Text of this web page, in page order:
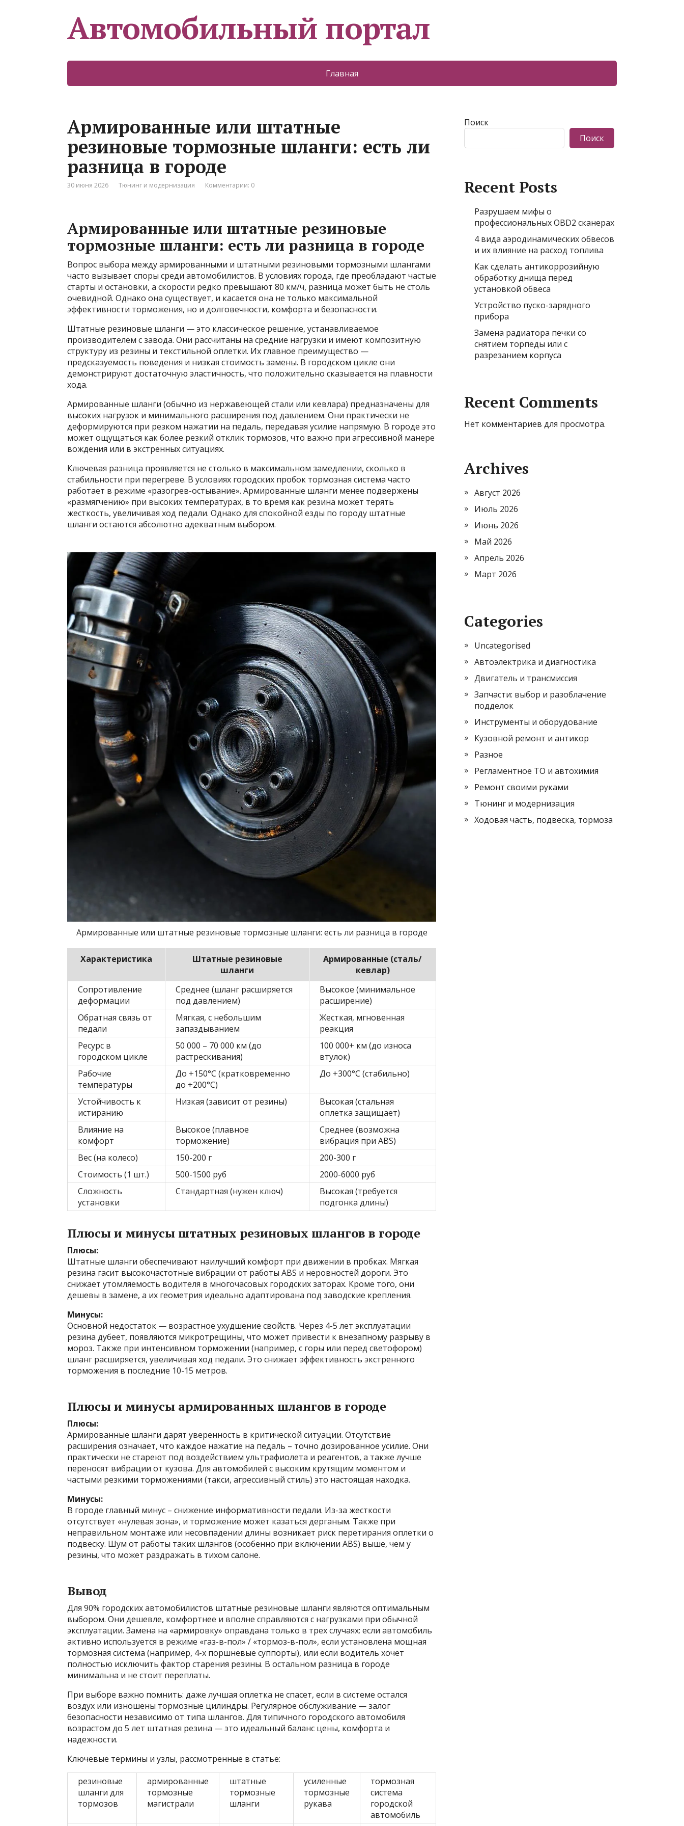
Автомобильный портал
Главная
Армированные или штатные
резиновые тормозные шланги: есть ли
разница в городе
30 июня 2026 Тюнинг и модернизация Комментарии: 0
Армированные или штатные резиновые
тормозные шланги: есть ли разница в городе
Вопрос выбора между армированными и штатными резиновыми тормозными шлангами
часто вызывает споры среди автомобилистов. В условиях города, где преобладают частые
старты и остановки, а скорости редко превышают 80 км/ч, разница может быть не столь
очевидной. Однако она существует, и касается она не только максимальной
эффективности торможения, но и долговечности, комфорта и безопасности.
Штатные резиновые шланги — это классическое решение, устанавливаемое
производителем с завода. Они рассчитаны на средние нагрузки и имеют композитную
структуру из резины и текстильной оплетки. Их главное преимущество —
предсказуемость поведения и низкая стоимость замены. В городском цикле они
демонстрируют достаточную эластичность, что положительно сказывается на плавности
хода.
Армированные шланги (обычно из нержавеющей стали или кевлара) предназначены для
высоких нагрузок и минимального расширения под давлением. Они практически не
деформируются при резком нажатии на педаль, передавая усилие напрямую. В городе это
может ощущаться как более резкий отклик тормозов, что важно при агрессивной манере
вождения или в экстренных ситуациях.
Ключевая разница проявляется не столько в максимальном замедлении, сколько в
стабильности при перегреве. В условиях городских пробок тормозная система часто
работает в режиме «разогрев-остывание». Армированные шланги менее подвержены
«размягчению» при высоких температурах, в то время как резина может терять
жесткость, увеличивая ход педали. Однако для спокойной езды по городу штатные
шланги остаются абсолютно адекватным выбором.
Армированные или штатные резиновые тормозные шланги: есть ли разница в городе
Характеристика
Штатные резиновые
шланги
Армированные (сталь/
кевлар)
Сопротивление
деформации
Среднее (шланг расширяется
под давлением)
Высокое (минимальное
расширение)
Обратная связь от
педали
Мягкая, с небольшим
запаздыванием
Жесткая, мгновенная
реакция
Ресурс в
городском цикле
50 000 – 70 000 км (до
растрескивания)
100 000+ км (до износа
втулок)
Рабочие
температуры
До +150°C (кратковременно
до +200°C)
До +300°C (стабильно)
Устойчивость к
истиранию
Низкая (зависит от резины)
Высокая (стальная
оплетка защищает)
Влияние на
комфорт
Высокое (плавное
торможение)
Среднее (возможна
вибрация при ABS)
Вес (на колесо)
150-200 г
200-300 г
Стоимость (1 шт.)
500-1500 руб
2000-6000 руб
Сложность
установки
Стандартная (нужен ключ)
Высокая (требуется
подгонка длины)
Плюсы и минусы штатных резиновых шлангов в городе
Плюсы:
Штатные шланги обеспечивают наилучший комфорт при движении в пробках. Мягкая
резина гасит высокочастотные вибрации от работы ABS и неровностей дороги. Это
снижает утомляемость водителя в многочасовых городских заторах. Кроме того, они
дешевы в замене, а их геометрия идеально адаптирована под заводские крепления.
Минусы:
Основной недостаток — возрастное ухудшение свойств. Через 4-5 лет эксплуатации
резина дубеет, появляются микротрещины, что может привести к внезапному разрыву в
мороз. Также при интенсивном торможении (например, с горы или перед светофором)
шланг расширяется, увеличивая ход педали. Это снижает эффективность экстренного
торможения в последние 10-15 метров.
Плюсы и минусы армированных шлангов в городе
Плюсы:
Армированные шланги дарят уверенность в критической ситуации. Отсутствие
расширения означает, что каждое нажатие на педаль – точно дозированное усилие. Они
практически не стареют под воздействием ультрафиолета и реагентов, а также лучше
переносят вибрации от кузова. Для автомобилей с высоким крутящим моментом и
частыми резкими торможениями (такси, агрессивный стиль) это настоящая находка.
Минусы:
В городе главный минус – снижение информативности педали. Из-за жесткости
отсутствует «нулевая зона», и торможение может казаться дерганым. Также при
неправильном монтаже или несовпадении длины возникает риск перетирания оплетки о
подвеску. Шум от работы таких шлангов (особенно при включении ABS) выше, чем у
резины, что может раздражать в тихом салоне.
Вывод
Для 90% городских автомобилистов штатные резиновые шланги являются оптимальным
выбором. Они дешевле, комфортнее и вполне справляются с нагрузками при обычной
эксплуатации. Замена на «армировку» оправдана только в трех случаях: если автомобиль
активно используется в режиме «газ-в-пол» / «тормоз-в-пол», если установлена мощная
тормозная система (например, 4-х поршневые суппорты), или если водитель хочет
полностью исключить фактор старения резины. В остальном разница в городе
минимальна и не стоит переплаты.
При выборе важно помнить: даже лучшая оплетка не спасет, если в системе остался
воздух или изношены тормозные цилиндры. Регулярное обслуживание — залог
безопасности независимо от типа шлангов. Для типичного городского автомобиля
возрастом до 5 лет штатная резина — это идеальный баланс цены, комфорта и
надежности.
Ключевые термины и узлы, рассмотренные в статье:
резиновые
шланги для
тормозов
армированные
тормозные
магистрали
штатные
тормозные
шланги
усиленные
тормозные
рукава
тормозная
система
городской
автомобиль
Поиск
Поиск
Recent Posts
Разрушаем мифы о
профессиональных OBD2 сканерах
4 вида аэродинамических обвесов
и их влияние на расход топлива
Как сделать антикоррозийную
обработку днища перед
установкой обвеса
Устройство пуско-зарядного
прибора
Замена радиатора печки со
снятием торпеды или с
разрезанием корпуса
Recent Comments
Нет комментариев для просмотра.
Archives
Август 2026
Июль 2026
Июнь 2026
Май 2026
Апрель 2026
Март 2026
Categories
Uncategorised
Автоэлектрика и диагностика
Двигатель и трансмиссия
Запчасти: выбор и разоблачение
подделок
Инструменты и оборудование
Кузовной ремонт и антикор
Разное
Регламентное ТО и автохимия
Ремонт своими руками
Тюнинг и модернизация
Ходовая часть, подвеска, тормоза